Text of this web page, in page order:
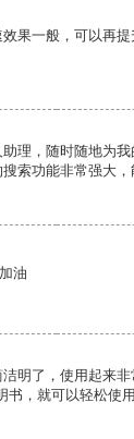
果一般，可以再
理，随时随地为
索功能非常强大，
油
明了，使用起来
，就可以轻松使用